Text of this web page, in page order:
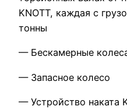
KNOTT, каждая с
тонны
— Бескамерные
— Запасное колесо
— Устройство наката